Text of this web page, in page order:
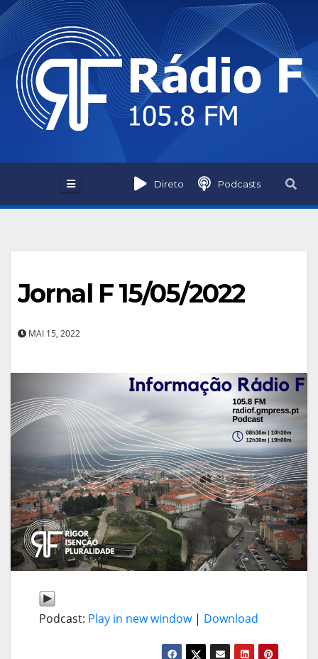
Skip
to
content
Direto Podcasts
Jornal F 15/05/2022
MAI 15, 2022
Podcast: Play in new window| Download